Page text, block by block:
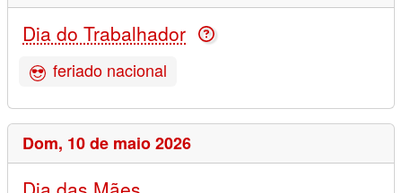
Dia do Trabalhador
feriado nacional
Dom, 10 de maio 2026